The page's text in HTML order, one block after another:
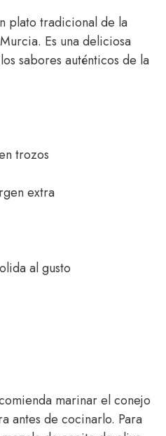
plato tradicional de la
Es una deliciosa
sabores auténticos de la
trozos
extra
al gusto
marinar el conejo
antes de cocinarlo. Para